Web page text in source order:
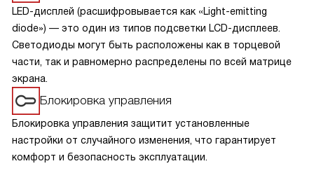
LED-дисплей (расшифровывается как «Light-emitting
diode») — это один из типов подсветки LCD-дисплеев.
Светодиоды могут быть расположены как в торцевой
части, так и равномерно распределены по всей матрице
экрана.
Блокировка управления
Блокировка управления защитит установленные
настройки от случайного изменения, что гарантирует
комфорт и безопасность эксплуатации.